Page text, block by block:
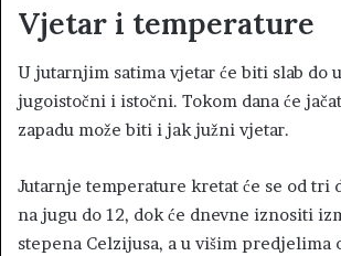
Vjetar i temperature
U jutarnjim satima vjetar će biti slab do
jugoistočni i istočni. Tokom dana će
zapadu može biti i jak južni vjetar.
Jutarnje temperature kretat će se od tri
na jugu do 12, dok će dnevne iznositi
stepena Celzijusa, a u višim predjelima